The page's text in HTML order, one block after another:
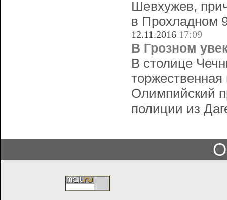
Шевхужев,
в Прохладном
12.11.2016 17:09
В Грозном
В столице
Олимпийский
полиции из
О